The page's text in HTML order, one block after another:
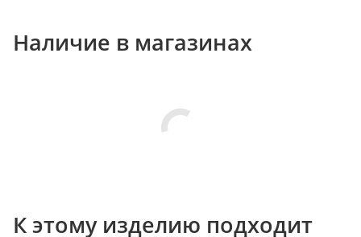
Наличие в магазинах
К этому изделию подходит